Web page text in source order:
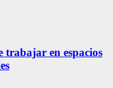
en espacios